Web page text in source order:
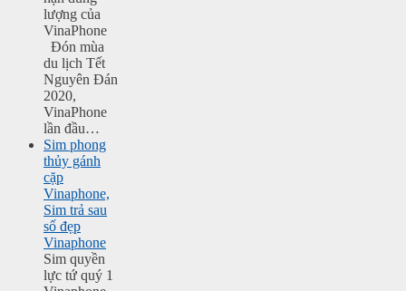
lượng của
VinaPhone
Đón mùa
du lịch Tết
Nguyên Đán
2020,
VinaPhone
lần đầu…
Sim phong
thủy gánh
cặp
Vinaphone,
Sim trả sau
số đẹp
Vinaphone
Sim quyền
lực tứ quý 1